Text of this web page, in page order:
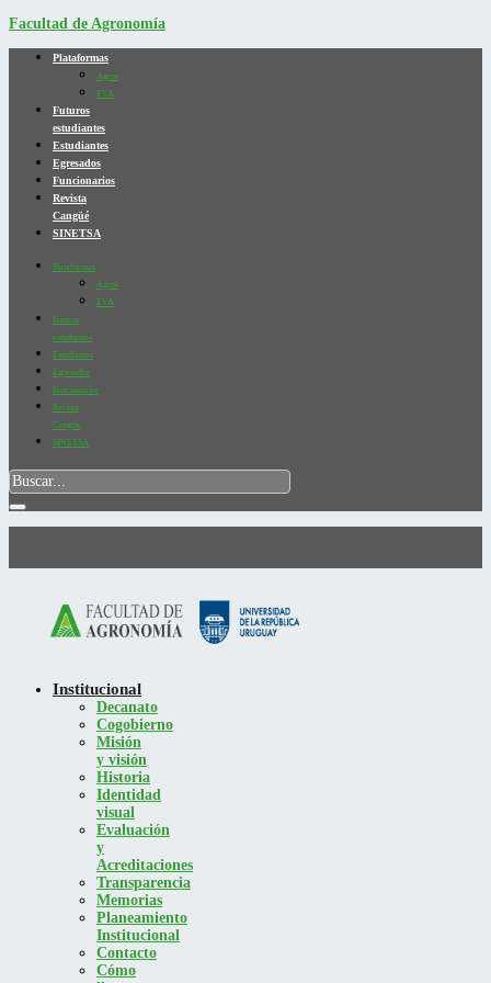
Facultad de Agronomía
Plataformas
Agros
EVA
Futuros
estudiantes
Estudiantes
Egresados
Funcionarios
Revista
Cangüé
SINETSA
Plataformas
Agros
EVA
Futuros
estudiantes
Estudiantes
Egresados
Funcionarios
Revista
Cangüé
SINETSA
Institucional
Decanato
Cogobierno
Misión
y visión
Historia
Identidad
visual
Evaluación
y
Acreditaciones
Transparencia
Memorias
Planeamiento
Institucional
Contacto
Cómo